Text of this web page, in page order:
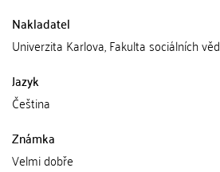
Nakladatel
Univerzita Karlova, Fakulta sociálních věd
Jazyk
Čeština
Známka
Velmi dobře